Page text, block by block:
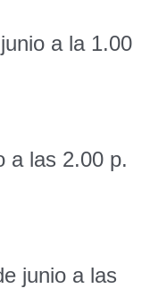
a la 1.00
a las 2.00 p.
junio a las